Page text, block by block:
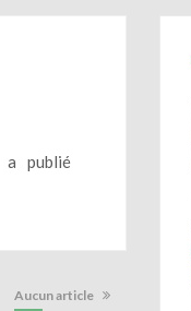
publié
Aucun article